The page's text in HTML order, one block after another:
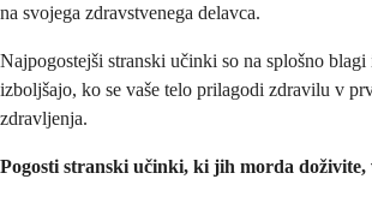
na svojega zdravstvenega delavca.
Najpogostejši stranski učinki so na splošno blagi
izboljšajo, ko se vaše telo prilagodi zdravilu v
zdravljenja.
Pogosti stranski učinki, ki jih morda